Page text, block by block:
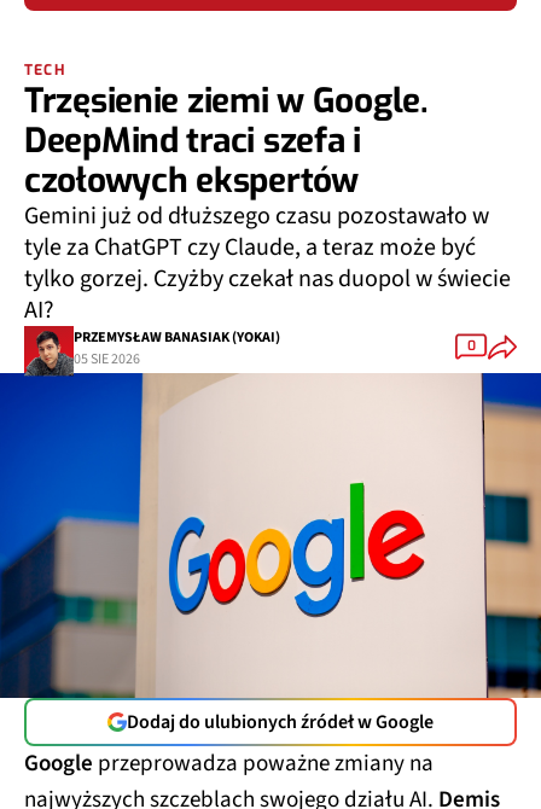
TECH
Trzęsienie ziemi w Google.
DeepMind traci szefa i
czołowych ekspertów
Gemini już od dłuższego czasu pozostawało w
tyle za ChatGPT czy Claude, a teraz może być
tylko gorzej. Czyżby czekał nas duopol w świecie
AI?
PRZEMYSŁAW BANASIAK (YOKAI)
05 SIE 2026
0
Dodaj do ulubionych źródeł w Google
Google przeprowadza poważne zmiany na
najwyższych szczeblach swojego działu AI. Demis